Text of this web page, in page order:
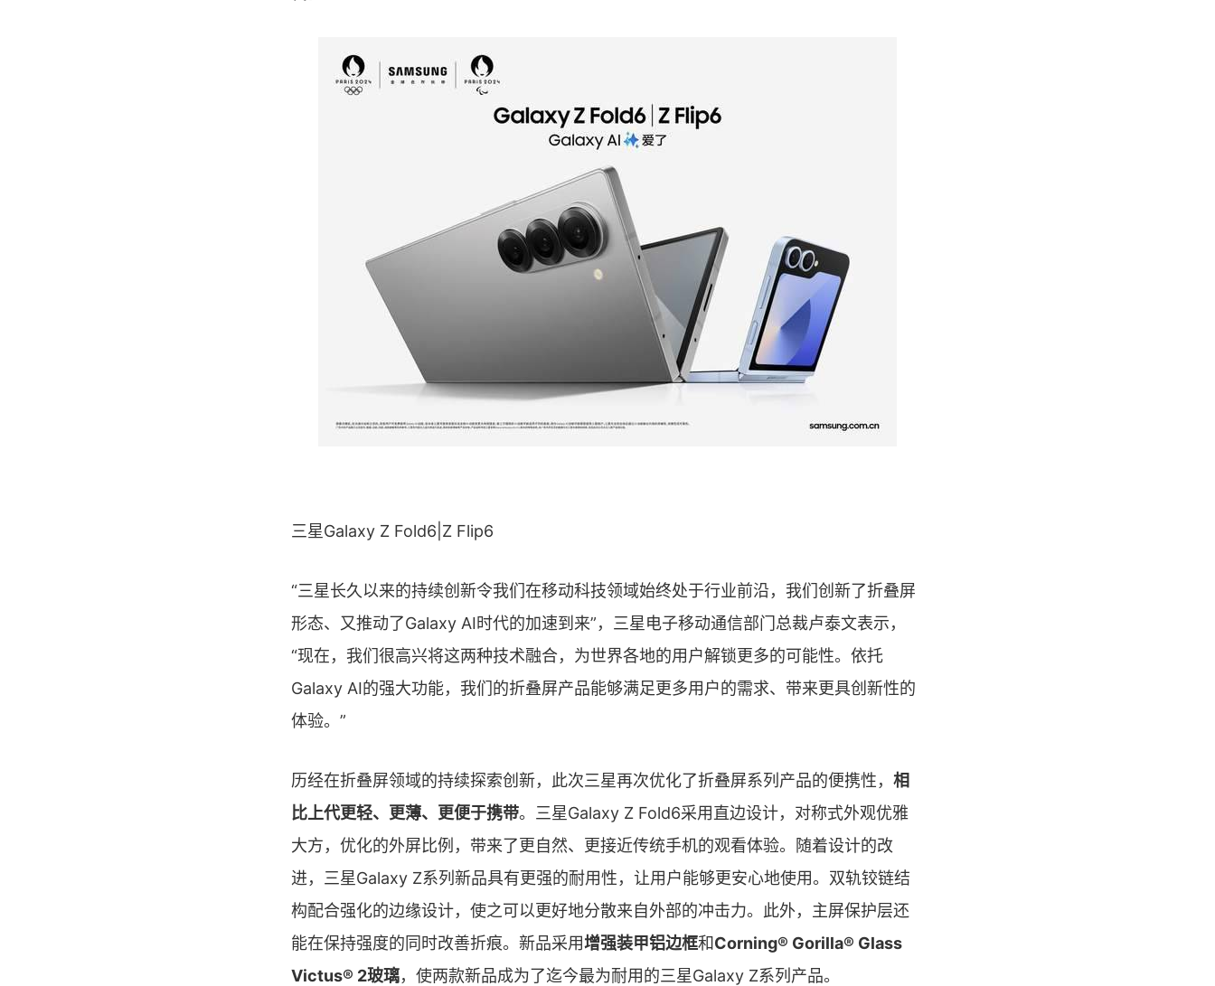
三星Galaxy Z Fold6|Z Flip6
“三星长久以来的持续创新令我们在移动科技领域始终处于行业前沿，我们创新了折叠屏
形态、又推动了Galaxy AI时代的加速到来”，三星电子移动通信部门总裁卢泰文表示，
“现在，我们很高兴将这两种技术融合，为世界各地的用户解锁更多的可能性。依托
Galaxy AI的强大功能，我们的折叠屏产品能够满足更多用户的需求、带来更具创新性的
体验。”
历经在折叠屏领域的持续探索创新，此次三星再次优化了折叠屏系列产品的便携性， 相
比上代更轻、更薄、更便于携带。三星Galaxy Z Fold6采用直边设计，对称式外观优雅
大方，优化的外屏比例，带来了更自然、更接近传统手机的观看体验。随着设计的改
进，三星Galaxy Z系列新品具有更强的耐用性，让用户能够更安心地使用。双轨铰链结
构配合强化的边缘设计，使之可以更好地分散来自外部的冲击力。此外，主屏保护层还
能在保持强度的同时改善折痕。新品采用增强装甲铝边框和Corning® Gorilla® Glass
Victus® 2玻璃，使两款新品成为了迄今最为耐用的三星Galaxy Z系列产品。